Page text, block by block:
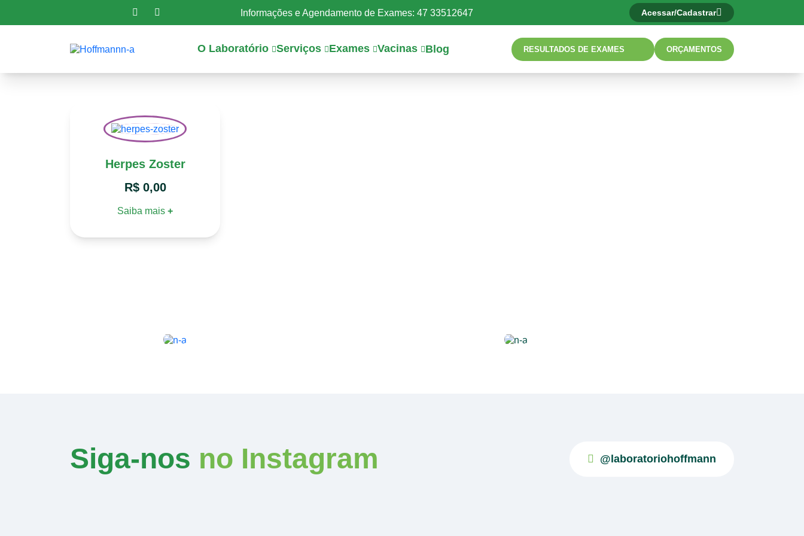
Informações e Agendamento de Exames: 47 33512647 Acessar/Cadastrar
O Laboratório Serviços Exames Vacinas Blog RESULTADOS DE EXAMES ORÇAMENTOS
Herpes Zoster
R$0,00
Saiba mais+
Siga-nos no Instagram @laboratoriohoffmann